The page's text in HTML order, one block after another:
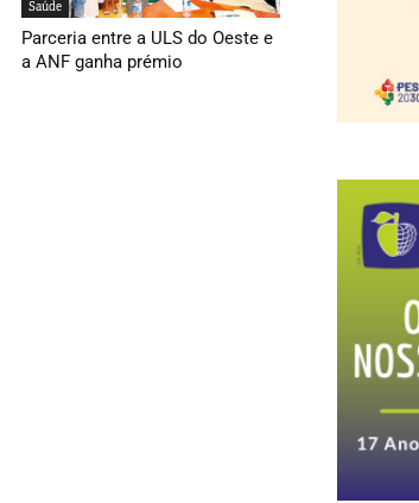
Saúde
Parceria entre a ULS do Oeste e
a ANF ganha prémio